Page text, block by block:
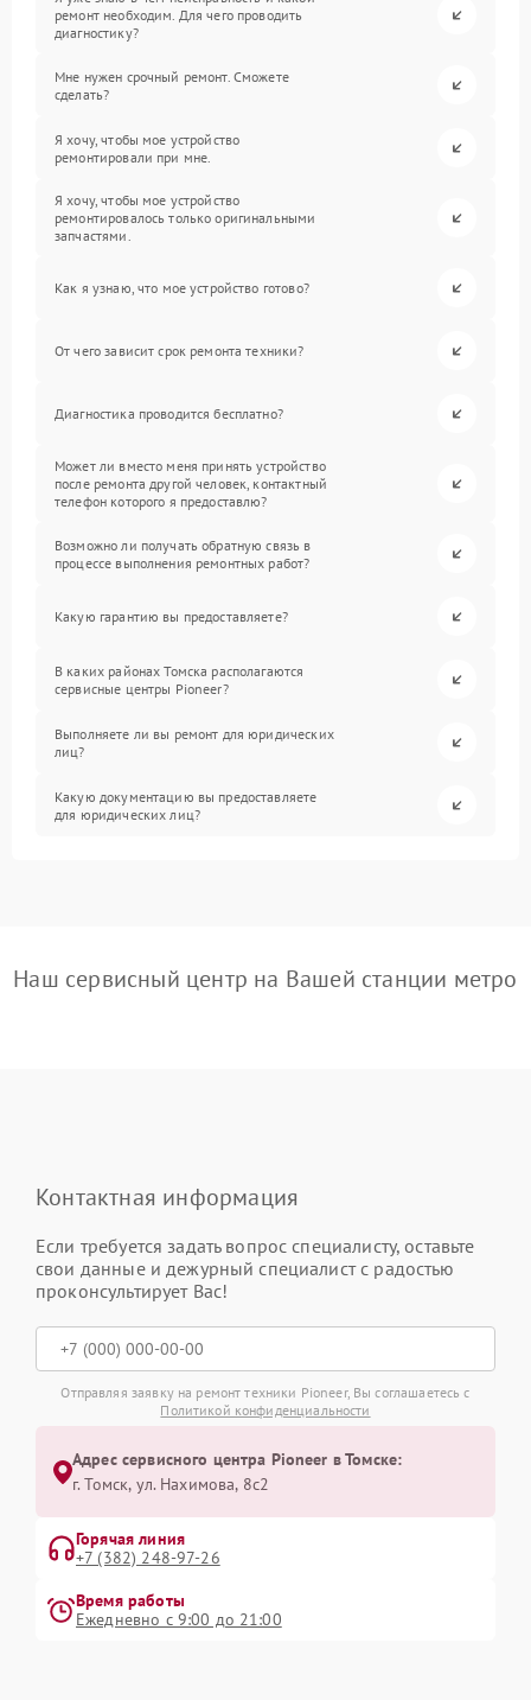
ремонт необходим. Для чего проводить
диагностику?
Мне нужен срочный ремонт. Сможете
сделать?
Я хочу, чтобы мое устройство
ремонтировали при мне.
Я хочу, чтобы мое устройство
ремонтировалось только оригинальными
запчастями.
Как я узнаю, что мое устройство готово?
От чего зависит срок ремонта техники?
Диагностика проводится бесплатно?
Может ли вместо меня принять устройство
после ремонта другой человек, контактный
телефон которого я предоставлю?
Возможно ли получать обратную связь в
процессе выполнения ремонтных работ?
Какую гарантию вы предоставляете?
В каких районах Томска располагаются
сервисные центры Pioneer?
Выполняете ли вы ремонт для юридических
лиц?
Какую документацию вы предоставляете
для юридических лиц?
Наш сервисный центр на Вашей станции метро
Контактная информация
Если требуется задать вопрос специалисту, оставьте
свои данные и дежурный специалист с радостью
проконсультирует Вас!
Отправляя заявку на ремонт техники Pioneer, Вы соглашаетесь с
Политикой конфиденциальности
Адрес сервисного центра Pioneer в Томске:
г. Томск, ул. Нахимова, 8с2
Горячая линия
+7 (382) 248-97-26
Время работы
Ежедневно с 9:00 до 21:00